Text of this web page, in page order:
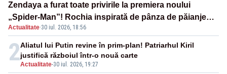
Zendaya a furat toate privirile la premiera noului
„Spider-Man”! Rochia inspirată de pânza de păianjen a
făcut senzație
Actualitate·30 iul. 2026, 18:56
2Actualitate-30 iul. 2026, 19:27
Aliatul lui Putin revine în prim-plan! Patriarhul Kiril
justifică războiul într-o nouă carte